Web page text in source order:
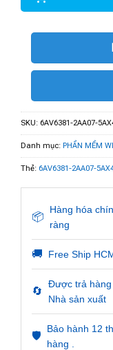
SKU: 6AV6381-2AA07-
Danh mục: PHẦN MỀM
Thẻ: 6AV6381-2AA07-
📦
Hàng hóa
ràng
🚚 Free Ship
🔄
Được trả hàng
Nhà sản xuất
🛡️
Bảo hành 12
hàng .